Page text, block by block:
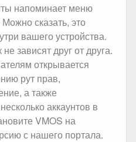
напоминает меню
сказать, это
вашего устройства.
зависят друг от друга.
открывается
рут прав,
а также
аккаунтов в
VMOS на
с нашего портала.